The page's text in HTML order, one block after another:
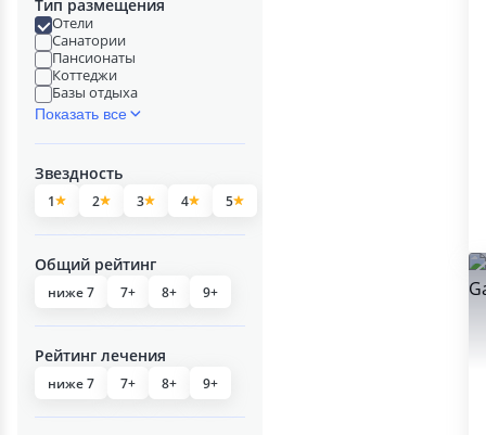
Тип размещения
Отели
Санатории
Пансионаты
Коттеджи
Базы отдыха
Показать все
Звездность
1 2 3 4 5
Общий рейтинг
ниже 7 7+ 8+ 9+
Рейтинг лечения
ниже 7 7+ 8+ 9+